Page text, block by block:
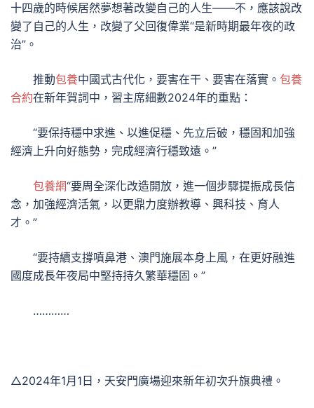
十四歲的時候居然夢想著改變自己的人生——不，應該說改
變了自己的人生，改變了父回復偉業“是新時期最年夜的政
治”。
推動包養中國式古代化，要害在干、要害在落實。 包養
合約在新年賀詞中，習主席細數2024年的重點：
“要保持穩中求進、以進促穩、先立后破，穩固和加強
經濟上升向好態勢，完成經濟行穩致遠。”
包養網“要周全深化改造開放，進一個步驟提振成長信
念，加強經濟活氣，以更鼎力度辦教導、興科技、育人
才。”
“要持續支撐噴鼻港、澳門施展本身上風，在更好融進
國度成長年夜局中堅持持久繁華穩固。”
…………
△2024年1月1日，天安門廣場迎來新年初次升旗典禮。